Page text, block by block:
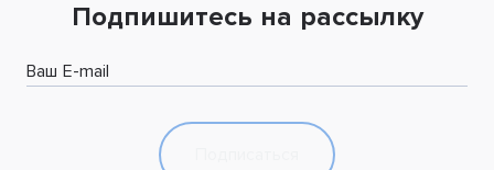
Подпишитесь на рассылку
Ваш E-mail